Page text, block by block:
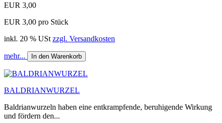
EUR 3,00
EUR 3,00 pro Stück
inkl. 20 % USt zzgl. Versandkosten
mehr... In den Warenkorb
BALDRIANWURZEL
Baldrianwurzeln haben eine entkrampfende, beruhigende Wirkung
und fördern den...